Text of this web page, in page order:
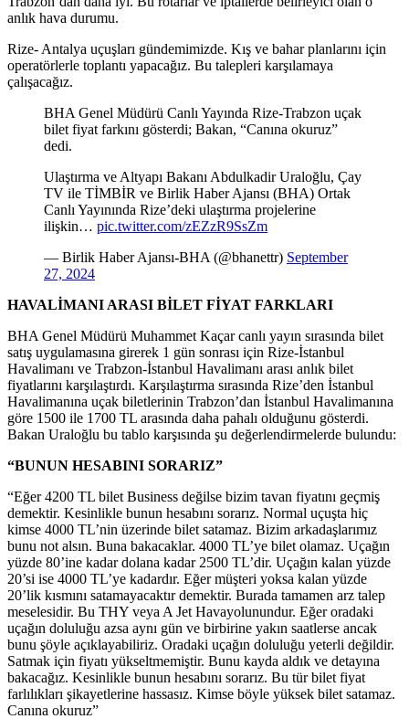
anlık hava durumu.
Rize- Antalya uçuşları gündemimizde. Kış ve bahar planlarını için
operatörlerle toplantı yapacağız. Bu talepleri karşılamaya
çalışacağız.
BHA Genel Müdürü Canlı Yayında Rize-Trabzon uçak
bilet fiyat farkını gösterdi; Bakan, “Canına okuruz”
dedi.
Ulaştırma ve Altyapı Bakanı Abdulkadir Uraloğlu, Çay
TV ile TİMBİR ve Birlik Haber Ajansı (BHA) Ortak
Canlı Yayınında Rize’deki ulaştırma projelerine
ilişkin… pic.twitter.com/zEZzR9SsZm
— Birlik Haber Ajansı-BHA (@bhanettr) September
27, 2024
HAVALİMANI ARASI BİLET FİYAT FARKLARI
BHA Genel Müdürü Muhammet Kaçar canlı yayın sırasında bilet
satış uygulamasına girerek 1 gün sonrası için Rize-İstanbul
Havalimanı ve Trabzon-İstanbul Havalimanı arası anlık bilet
fiyatlarını karşılaştırdı. Karşılaştırma sırasında Rize’den İstanbul
Havalimanına uçak biletlerinin Trabzon’dan İstanbul Havalimanına
göre 1500 ile 1700 TL arasında daha pahalı olduğunu gösterdi.
Bakan Uraloğlu bu tablo karşısında şu değerlendirmelerde bulundu:
“BUNUN HESABINI SORARIZ”
“Eğer 4200 TL bilet Business değilse bizim tavan fiyatını geçmiş
demektir. Kesinlikle bunun hesabını sorarız. Normal uçuşta hiç
kimse 4000 TL’nin üzerinde bilet satamaz. Bizim arkadaşlarımız
bunu not alsın. Buna bakacaklar. 4000 TL’ye bilet olamaz. Uçağın
yüzde 80’ine kadar dolana kadar 2500 TL’dir. Uçağın kalan yüzde
20’si ise 4000 TL’ye kadardır. Eğer müşteri yoksa kalan yüzde
20’lik kısmını satamayacaktır demektir. Burada tamamen arz talep
meselesidir. Bu THY veya A Jet Havayolunundur. Eğer oradaki
uçağın doluluğu azsa aynı gün ve birbirine yakın saatlerse ancak
bunu şöyle açıklayabiliriz. Oradaki uçağın doluluğu yeterli değildir.
Satmak için fiyatı yükseltmemiştir. Bunu kayda aldık ve detayına
bakacağız. Kesinlikle bunun hesabını sorarız. Bu tür bilet fiyat
farlılıkları şikayetlerine hassasız. Kimse böyle yüksek bilet satamaz.
Canına okuruz”